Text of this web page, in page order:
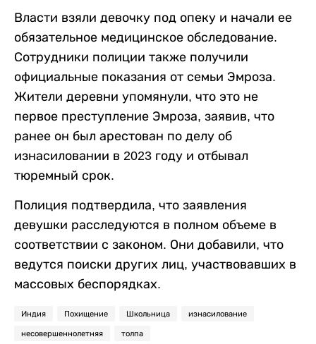
Власти взяли девочку под опеку и начали ее
обязательное медицинское обследование.
Сотрудники полиции также получили
официальные показания от семьи Эмроза.
Жители деревни упомянули, что это не
первое преступление Эмроза, заявив, что
ранее он был арестован по делу об
изнасиловании в 2023 году и отбывал
тюремный срок.
Полиция подтвердила, что заявления
девушки расследуются в полном объеме в
соответствии с законом. Они добавили, что
ведутся поиски других лиц, участвовавших в
массовых беспорядках.
Индия Похищение Школьница изнасилование
несовершеннолетняя толпа